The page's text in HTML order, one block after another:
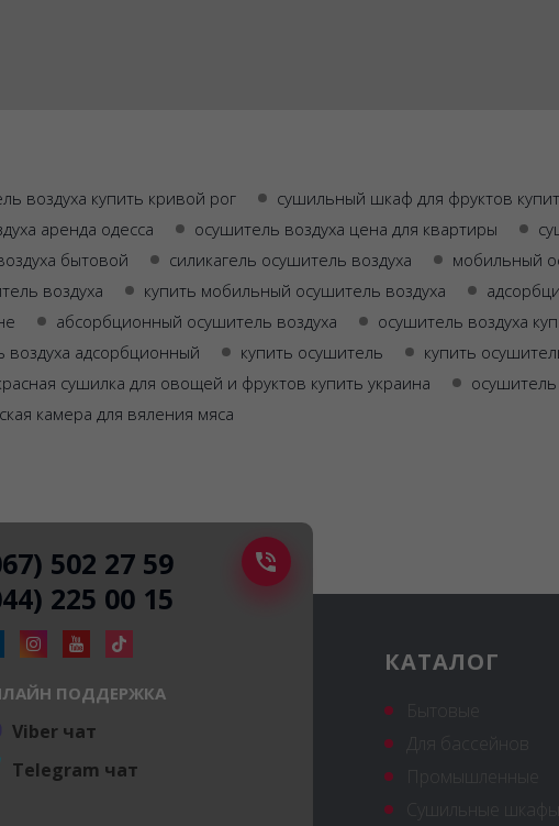
воздуха купить кривой рог
сушильный шкаф для фруктов
аренда одесса осушитель воздуха цена для квартиры
бытовой силикагель осушитель воздуха
мобильный
воздуха купить мобильный осушитель воздуха
абсорбционный осушитель воздуха
осушитель воздуха
воздуха адсорбционный купить осушитель
купить
сушилка для овощей и фруктов купить украина
камера для вяления мяса
КАТАЛОГ
Для бассейнов
502 27 59
225 00 15
ПОДДЕРЖКА
Viber чат
Telegram чат